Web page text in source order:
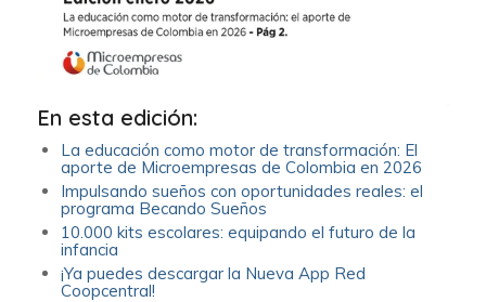
En esta edición:
La educación como motor de transformación: El
aporte de Microempresas de Colombia en 2026
Impulsando sueños con oportunidades reales: el
programa Becando Sueños
10.000 kits escolares: equipando el futuro de la
infancia
¡Ya puedes descargar la Nueva App Red
Coopcentral!